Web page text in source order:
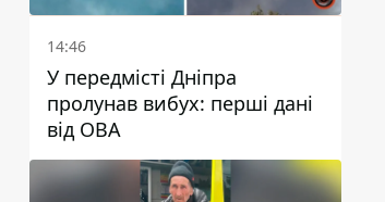
14:46
У передмісті Дніпра
пролунав вибух: перші дані
від ОВА